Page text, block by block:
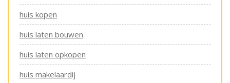
huis kopen
huis laten bouwen
huis laten opkopen
huis makelaardij